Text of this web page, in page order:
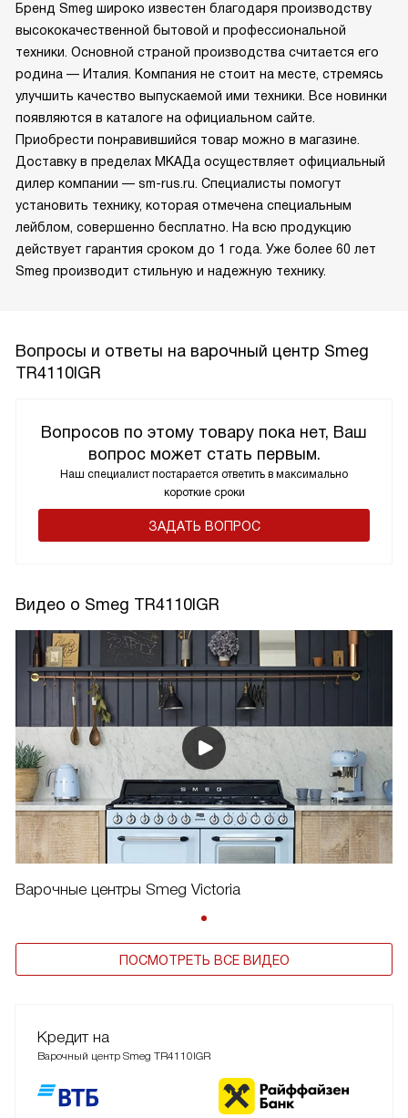
Бренд Smeg широко известен благодаря производству
высококачественной бытовой и профессиональной
техники. Основной страной производства считается его
родина — Италия. Компания не стоит на месте, стремясь
улучшить качество выпускаемой ими техники. Все новинки
появляются в каталоге на официальном сайте.
Приобрести понравившийся товар можно в магазине.
Доставку в пределах МКАДа осуществляет официальный
дилер компании — sm-rus.ru. Специалисты помогут
установить технику, которая отмечена специальным
лейблом, совершенно бесплатно. На всю продукцию
действует гарантия сроком до 1 года. Уже более 60 лет
Smeg производит стильную и надежную технику.
Вопросы и ответы на варочный центр Smeg
TR4110IGR
Вопросов по этому товару пока нет, Ваш
вопрос может стать первым.
Наш специалист постарается ответить в максимально
короткие сроки
ЗАДАТЬ ВОПРОС
Видео о Smeg TR4110IGR
Варочные центры Smeg Victoria
ПОСМОТРЕТЬ ВСЕ ВИДЕО
Кредит на
Варочный центр Smeg TR4110IGR